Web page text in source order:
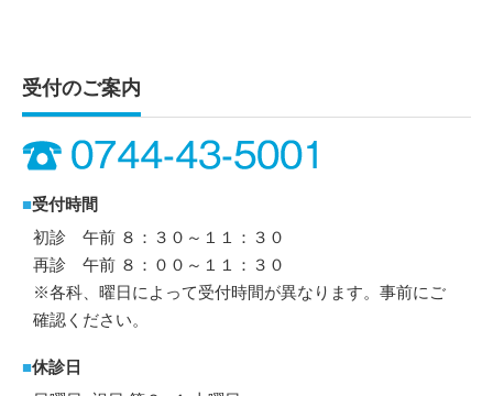
受付のご案内
■受付時間
初診 午前 ８：３０～１１：３０
再診 午前 ８：００～１１：３０
※各科、曜日によって受付時間が異なります。事前にご
確認ください。
■休診日